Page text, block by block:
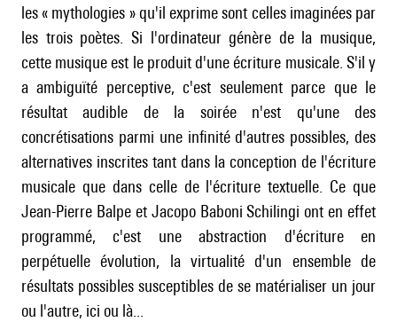
les « mythologies » qu'il exprime sont celles imaginées par
les trois poètes. Si l'ordinateur génère de la musique,
cette musique est le produit d'une écriture musicale. S'il y
a ambiguïté perceptive, c'est seulement parce que le
résultat audible de la soirée n'est qu'une des
concrétisations parmi une infinité d'autres possibles, des
alternatives inscrites tant dans la conception de l'écriture
musicale que dans celle de l'écriture textuelle. Ce que
Jean-Pierre Balpe et Jacopo Baboni Schilingi ont en effet
programmé, c'est une abstraction d'écriture en
perpétuelle évolution, la virtualité d'un ensemble de
résultats possibles susceptibles de se matérialiser un jour
ou l'autre, ici ou là...